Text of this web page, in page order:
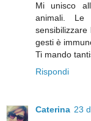
Mi unisco
animali. Le
gesti è
Ti mando
Rispondi
Caterina 23